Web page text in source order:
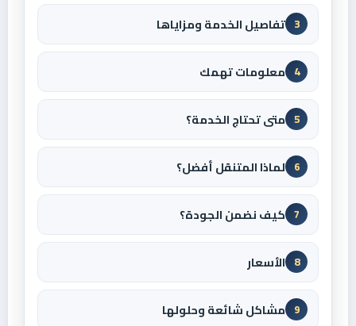
3 تفاصيل الخدمة ومزاياها
4 معلومات تهمك
5 متى تحتاج الخدمة؟
6 لماذا المتنقل أفضل؟
7 كيف نضمن الجودة؟
8 الأسعار
9 مشاكل شائعة وحلولها